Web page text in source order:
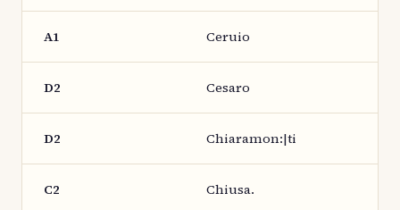
A1 Ceruio
D2 Cesaro
D2 Chiaramon:|ti
C2 Chiusa.